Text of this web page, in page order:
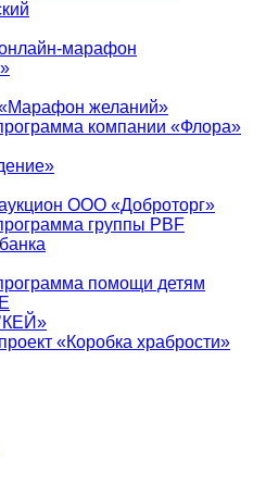
желаний»
компании «Флора»
ООО «Доброторг»
группы PBF
помощи детям
«Коробка храбрости»